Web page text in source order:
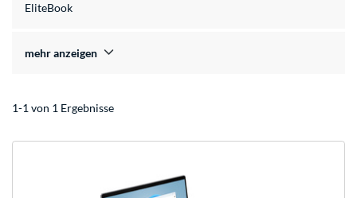
EliteBook
mehr anzeigen
1-1 von 1 Ergebnisse